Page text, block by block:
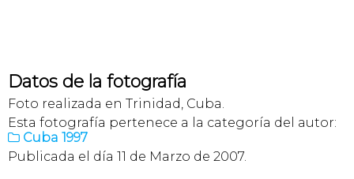
Datos de la fotografía
Foto realizada en Trinidad, Cuba.
Esta fotografía pertenece a la categoría del autor:
 Cuba 1997
Publicada el día 11 de Marzo de 2007.